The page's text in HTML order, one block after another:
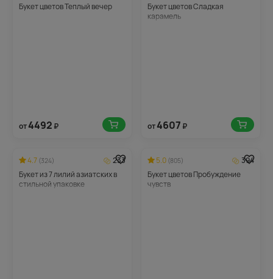
Букет цветов Теплый вечер
от4492 ₽
Букет цветов Сладкая
карамель
от4607 ₽
4.7 (324)
233
Букет из 7 лилий азиатских в
стильной упаковке
5.0 (805)
394
Букет цветов Пробуждение
чувств